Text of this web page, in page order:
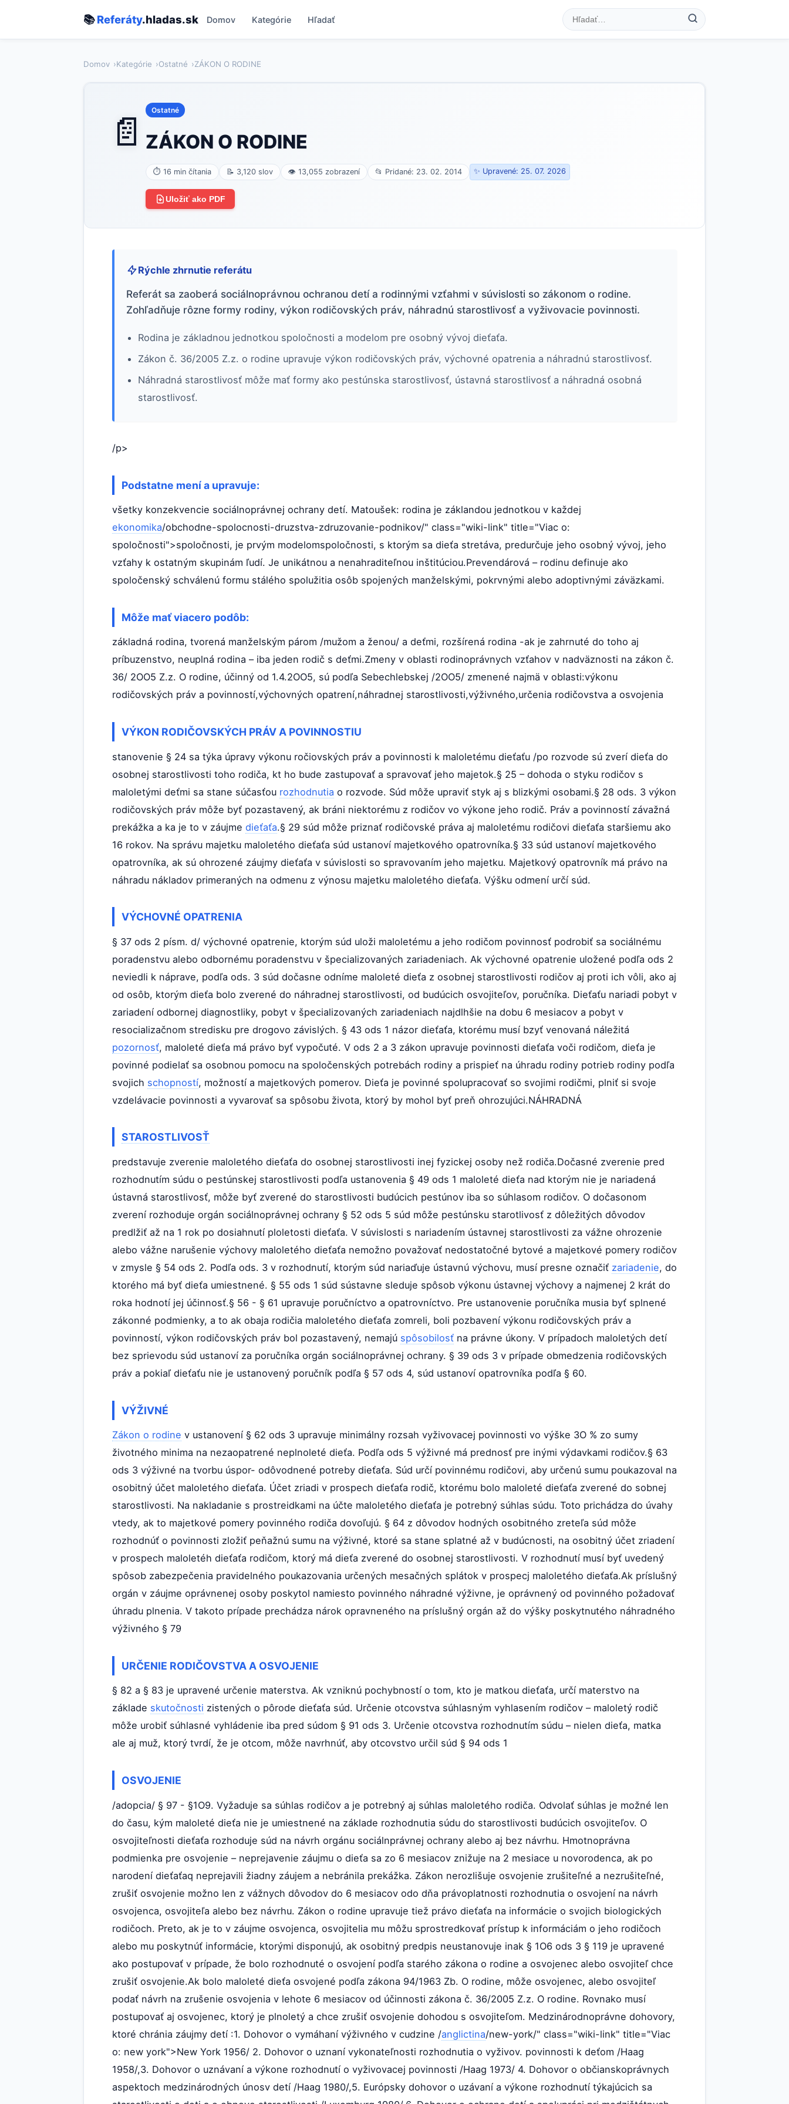
📚Referáty.hladas.sk Domov Kategórie Hľadať
Domov Kategórie Ostatné ZÁKON O RODINE
📄 Ostatné
ZÁKON O RODINE
⏱ 16 min čítania 📝 3,120 slov 👁 13,055 zobrazení 📂 Pridané: 23. 02. 2014 ✨ Upravené: 25. 07. 2026
Uložiť ako PDF
Rýchle zhrnutie referátu
Referát sa zaoberá sociálnoprávnou ochranou detí a rodinnými vzťahmi v súvislosti so zákonom o rodine.
Zohľadňuje rôzne formy rodiny, výkon rodičovských práv, náhradnú starostlivosť a vyživovacie povinnosti.
Rodina je základnou jednotkou spoločnosti a modelom pre osobný vývoj dieťaťa.
Zákon č. 36/2005 Z.z. o rodine upravuje výkon rodičovských práv, výchovné opatrenia a náhradnú starostlivosť.
Náhradná starostlivosť môže mať formy ako pestúnska starostlivosť, ústavná starostlivosť a náhradná osobná
starostlivosť.
/p>
Podstatne mení a upravuje:
všetky konzekvencie sociálnoprávnej ochrany detí. Matoušek: rodina je záklandou jednotkou v každej
ekonomika/obchodne-spolocnosti-druzstva-zdruzovanie-podnikov/" class="wiki-link" title="Viac o:
spoločnosti">spoločnosti, je prvým modelomspoločnosti, s ktorým sa dieťa stretáva, predurčuje jeho osobný vývoj, jeho
vzťahy k ostatným skupinám ľudí. Je unikátnou a nenahraditeľnou inštitúciou.Prevendárová – rodinu definuje ako
spoločenský schválenú formu stálého spolužitia osôb spojených manželskými, pokrvnými alebo adoptivnými záväzkami.
Môže mať viacero podôb:
základná rodina, tvorená manželským párom /mužom a ženou/ a deťmi, rozšírená rodina -ak je zahrnuté do toho aj
príbuzenstvo, neuplná rodina – iba jeden rodič s deťmi.Zmeny v oblasti rodinoprávnych vzťahov v nadväznosti na zákon č.
36/ 2OO5 Z.z. O rodine, účinný od 1.4.2OO5, sú podľa Sebechlebskej /2OO5/ zmenené najmä v oblasti:výkonu
rodičovských práv a povinností,výchovných opatrení,náhradnej starostlivosti,výživného,určenia rodičovstva a osvojenia
VÝKON RODIČOVSKÝCH PRÁV A POVINNOSTIU
stanovenie § 24 sa týka úpravy výkonu ročiovských práv a povinnosti k maloletému dieťaťu /po rozvode sú zverí dieťa do
osobnej starostlivosti toho rodiča, kt ho bude zastupovať a spravovať jeho majetok.§ 25 – dohoda o styku rodičov s
maloletými deťmi sa stane súčasťou rozhodnutia o rozvode. Súd môže upraviť styk aj s blizkými osobami.§ 28 ods. 3 výkon
rodičovských práv môže byť pozastavený, ak bráni niektorému z rodičov vo výkone jeho rodič. Práv a povinností závažná
prekážka a ka je to v záujme dieťaťa.§ 29 súd môže priznať rodičovské práva aj maloletému rodičovi dieťaťa staršiemu ako
16 rokov. Na správu majetku maloletého dieťaťa súd ustanoví majetkového opatrovníka.§ 33 súd ustanoví majetkového
opatrovníka, ak sú ohrozené záujmy dieťaťa v súvislosti so spravovaním jeho majetku. Majetkový opatrovník má právo na
náhradu nákladov primeraných na odmenu z výnosu majetku maloletého dieťaťa. Výšku odmení určí súd.
VÝCHOVNÉ OPATRENIA
§ 37 ods 2 písm. d/ výchovné opatrenie, ktorým súd uloži maloletému a jeho rodičom povinnosť podrobiť sa sociálnému
poradenstvu alebo odbornému poradenstvu v špecializovaných zariadeniach. Ak výchovné opatrenie uložené podľa ods 2
neviedli k náprave, podľa ods. 3 súd dočasne odníme maloleté dieťa z osobnej starostlivosti rodičov aj proti ich vôli, ako aj
od osôb, ktorým dieťa bolo zverené do náhradnej starostlivosti, od budúcich osvojiteľov, poručníka. Dieťaťu nariadi pobyt v
zariadení odbornej diagnostliky, pobyt v špecializovaných zariadeniach najdlhšie na dobu 6 mesiacov a pobyt v
resocializačnom stredisku pre drogovo závislých. § 43 ods 1 názor dieťaťa, ktorému musí bzyť venovaná náležitá
pozornosť, maloleté dieťa má právo byť vypočuté. V ods 2 a 3 zákon upravuje povinnosti dieťaťa voči rodičom, dieťa je
povinné podielať sa osobnou pomocu na spoločenských potrebách rodiny a prispieť na úhradu rodiny potrieb rodiny podľa
svojich schopností, možností a majetkových pomerov. Dieťa je povinné spolupracovať so svojimi rodičmi, plniť si svoje
vzdelávacie povinnosti a vyvarovať sa spôsobu života, ktorý by mohol byť preň ohrozujúci.NÁHRADNÁ
STAROSTLIVOSŤ
predstavuje zverenie maloletého dieťaťa do osobnej starostlivosti inej fyzickej osoby než rodiča.Dočasné zverenie pred
rozhodnutím súdu o pestúnskej starostlivosti podľa ustanovenia § 49 ods 1 maloleté dieťa nad ktorým nie je nariadená
ústavná starostlivosť, môže byť zverené do starostlivosti budúcich pestúnov iba so súhlasom rodičov. O dočasonom
zverení rozhoduje orgán sociálnoprávnej ochrany § 52 ods 5 súd môže pestúnsku starotlivosť z dôležitých dôvodov
predlžiť až na 1 rok po dosiahnutí ploletosti dieťaťa. V súvislosti s nariadením ústavnej starostlivosti za vážne ohrozenie
alebo vážne narušenie výchovy maloletého dieťaťa nemožno považovať nedostatočné bytové a majetkové pomery rodičov
v zmysle § 54 ods 2. Podľa ods. 3 v rozhodnutí, ktorým súd nariaďuje ústavnú výchovu, musí presne označiť zariadenie, do
ktorého má byť dieťa umiestnené. § 55 ods 1 súd sústavne sleduje spôsob výkonu ústavnej výchovy a najmenej 2 krát do
roka hodnotí jej účinnosť.§ 56 - § 61 upravuje poručníctvo a opatrovníctvo. Pre ustanovenie poručníka musia byť splnené
zákonné podmienky, a to ak obaja rodičia maloletého dieťaťa zomreli, boli pozbavení výkonu rodičovských práv a
povinností, výkon rodičovských práv bol pozastavený, nemajú spôsobilosť na právne úkony. V prípadoch maloletých detí
bez sprievodu súd ustanoví za poručníka orgán sociálnoprávnej ochrany. § 39 ods 3 v prípade obmedzenia rodičovských
práv a pokiaľ dieťaťu nie je ustanovený poručník podľa § 57 ods 4, súd ustanoví opatrovníka podľa § 60.
VÝŽIVNÉ
Zákon o rodine v ustanovení § 62 ods 3 upravuje minimálny rozsah vyživovacej povinnosti vo výške 3O % zo sumy
životného minima na nezaopatrené neplnoleté dieťa. Podľa ods 5 výživné má prednosť pre inými výdavkami rodičov.§ 63
ods 3 výživné na tvorbu úspor- odôvodnené potreby dieťaťa. Súd určí povinnému rodičovi, aby určenú sumu poukazoval na
osobitný účet maloletého dieťaťa. Účet zriadi v prospech dieťaťa rodič, ktorému bolo maloleté dieťaťa zverené do sobnej
starostlivosti. Na nakladanie s prostreidkami na účte maloletého dieťaťa je potrebný súhlas súdu. Toto prichádza do úvahy
vtedy, ak to majetkové pomery povinného rodiča dovoľujú. § 64 z dôvodov hodných osobitného zreteľa súd môže
rozhodnúť o povinnosti zložiť peňažnú sumu na výživné, ktoré sa stane splatné až v budúcnosti, na osobitný účet zriadení
v prospech maloletéh dieťaťa rodičom, ktorý má dieťa zverené do osobnej starostlivosti. V rozhodnutí musí byť uvedený
spôsob zabezpečenia pravidelného poukazovania určených mesačných splátok v prospecj maloletého dieťaťa.Ak príslušný
orgán v záujme oprávnenej osoby poskytol namiesto povinného náhradné výživne, je oprávnený od povinného požadovať
úhradu plnenia. V takoto prípade prechádza nárok opravneného na príslušný orgán až do výšky poskytnutého náhradného
výživného § 79
URČENIE RODIČOVSTVA A OSVOJENIE
§ 82 a § 83 je upravené určenie materstva. Ak vzniknú pochybností o tom, kto je matkou dieťaťa, určí materstvo na
základe skutočnosti zistených o pôrode dieťaťa súd. Určenie otcovstva súhlasným vyhlasením rodičov – maloletý rodič
môže urobiť súhlasné vyhládenie iba pred súdom § 91 ods 3. Určenie otcovstva rozhodnutím súdu – nielen dieťa, matka
ale aj muž, ktorý tvrdí, že je otcom, môže navrhnúť, aby otcovstvo určil súd § 94 ods 1
OSVOJENIE
/adopcia/ § 97 - §1O9. Vyžaduje sa súhlas rodičov a je potrebný aj súhlas maloletého rodiča. Odvolať súhlas je možné len
do času, kým maloleté dieťa nie je umiestnené na základe rozhodnutia súdu do starostlivosti budúcich osvojiteľov. O
osvojiteľnosti dieťaťa rozhoduje súd na návrh orgánu sociálnprávnej ochrany alebo aj bez návrhu. Hmotnoprávna
podmienka pre osvojenie – neprejavenie záujmu o dieťa sa zo 6 mesiacov znižuje na 2 mesiace u novorodenca, ak po
narodení dieťaťaq neprejavili žiadny záujem a nebránila prekážka. Zákon nerozlišuje osvojenie zrušiteľné a nezrušiteľné,
zrušiť osvojenie možno len z vážnych dôvodov do 6 mesiacov odo dňa právoplatnosti rozhodnutia o osvojení na návrh
osvojenca, osvojiteľa alebo bez návrhu. Zákon o rodine upravuje tiež právo dieťaťa na informácie o svojich biologických
rodičoch. Preto, ak je to v záujme osvojenca, osvojitelia mu môžu sprostredkovať prístup k informáciám o jeho rodičoch
alebo mu poskytnúť informácie, ktorými disponujú, ak osobitný predpis neustanovuje inak § 1O6 ods 3 § 119 je upravené
ako postupovať v prípade, že bolo rozhodnuté o osvojení podľa starého zákona o rodine a osvojenec alebo osvojiteľ chce
zrušiť osvojenie.Ak bolo maloleté dieťa osvojené podľa zákona 94/1963 Zb. O rodine, môže osvojenec, alebo osvojiteľ
podať návrh na zrušenie osvojenia v lehote 6 mesiacov od účinnosti zákona č. 36/2005 Z.z. O rodine. Rovnako musí
postupovať aj osvojenec, ktorý je plnoletý a chce zrušiť osvojenie dohodou s osvojiteľom. Medzinárodnoprávne dohovory,
ktoré chránia záujmy detí :1. Dohovor o vymáhaní výživného v cudzine /anglictina/new-york/" class="wiki-link" title="Viac
o: new york">New York 1956/ 2. Dohovor o uznaní vykonateľnosti rozhodnutia o vyživov. povinnosti k deťom /Haag
1958/,3. Dohovor o uznávaní a výkone rozhodnutí o vyživovacej povinnosti /Haag 1973/ 4. Dohovor o občianskoprávnych
aspektoch medzinárodných únosv detí /Haag 1980/,5. Európsky dohovor o uzávaní a výkone rozhodnutí týkajúcich sa